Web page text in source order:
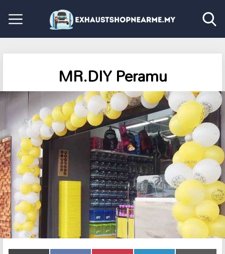
MR.DIY Peramu